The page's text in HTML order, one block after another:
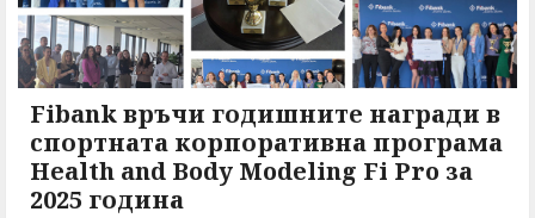
Fibank връчи годишните награди в
спортната корпоративна програма
Health and Body Modeling Fi Pro за
2025 година